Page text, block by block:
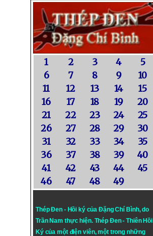
1 2 3 4
5
6
7 8 9
10
11
12 13 14
15
16
17 18 19
20
21
22 23 24
25
26
27 28 29
30
31
32 33 34
35
36
37 38 39
40
41
42 43 44
45
46
47 48 49
Thép Đen - Hồi ký của Đặng Chí Bình, do
Trần Nam thực hiện. Thép Đen- Thiên Hồi
Ký của một điện viên, một trong những